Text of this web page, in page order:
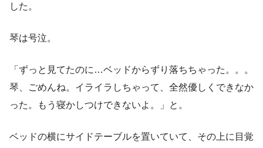
した。
琴は号泣。
「ずっと見てたのに…ベッドからずり落ちちゃった。。。
琴、ごめんね。イライラしちゃって、全然優しくできなか
った。もう寝かしつけできないよ。」と。
ベッドの横にサイドテーブルを置いていて、その上に目覚